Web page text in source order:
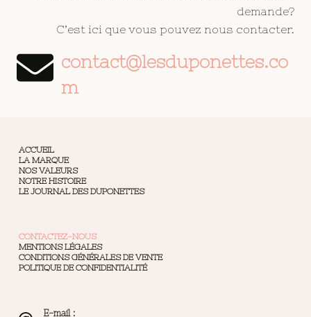
demande?
C’est ici que vous pouvez nous contacter.
contact@lesduponettes.co
m
ACCUEIL
LA MARQUE
NOS VALEURS
NOTRE HISTOIRE
LE JOURNAL DES DUPONETTES
CONTACTEZ-NOUS
MENTIONS LÉGALES
CONDITIONS GÉNÉRALES DE VENTE
POLITIQUE DE CONFIDENTIALITÉ
E-mail :